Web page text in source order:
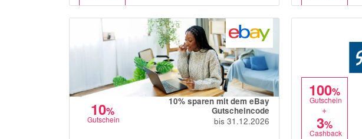
10%
Gutschein
10% sparen mit dem eBay
Gutscheincode
bis 31.12.2026
100%
Gutschein
+
3%
Cashback